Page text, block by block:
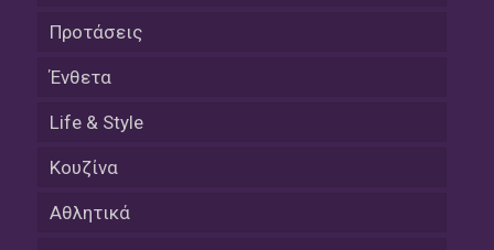
Προτάσεις
Ένθετα
Life & Style
Κουζίνα
Αθλητικά